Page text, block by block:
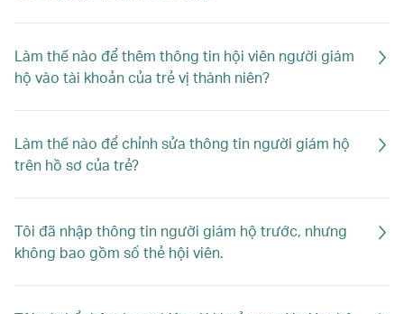
Làm thế nào để thêm thông tin hội viên người giám
hộ vào tài khoản của trẻ vị thành niên?
Làm thế nào để chỉnh sửa thông tin người giám hộ
trên hồ sơ của trẻ?
Tôi đã nhập thông tin người giám hộ trước, nhưng
không bao gồm số thẻ hội viên.